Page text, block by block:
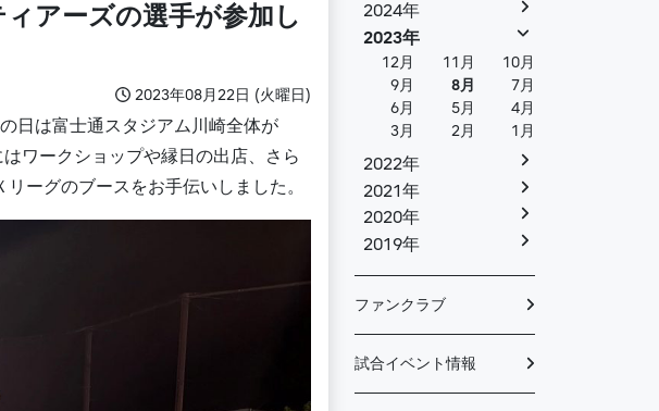
アーズの選手が参加し
2023年08月22日 (火曜日)
日は富士通スタジアム川崎全体が
ワークショップや縁日の出店、さら
ーグのブースをお手伝いしました。
2024年
2023年
12月 11月
10月
9月
8月
7月
6月
5月
4月
3月
2月 1月
2022年
2021年
2020年
2019年
ファンクラブ
試合イベント情報